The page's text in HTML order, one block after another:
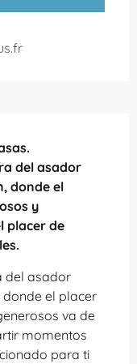
del asador
donde el
y
placer de
del asador
donde el placer
va de
momentos
para ti